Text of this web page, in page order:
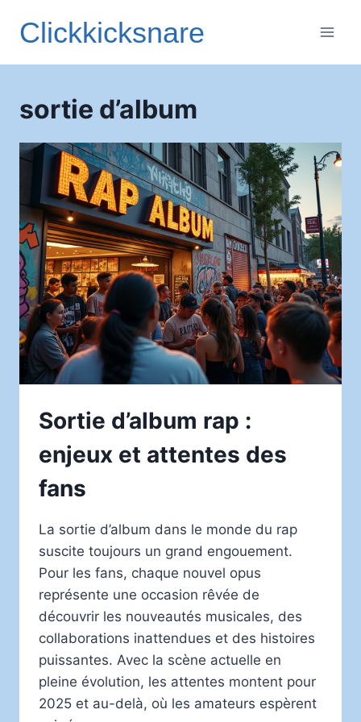
Clickkicksnare
sortie d’album
Sortie d’album rap :
enjeux et attentes des
fans
La sortie d’album dans le monde du rap
suscite toujours un grand engouement.
Pour les fans, chaque nouvel opus
représente une occasion rêvée de
découvrir les nouveautés musicales, des
collaborations inattendues et des histoires
puissantes. Avec la scène actuelle en
pleine évolution, les attentes montent pour
2025 et au-delà, où les amateurs espèrent